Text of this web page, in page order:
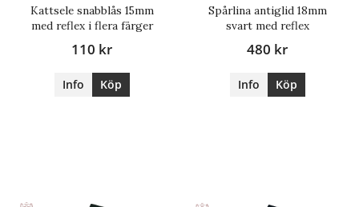
Kattsele snabblås 15mm
med reflex i flera färger
110 kr
Info Köp
Spårlina antiglid 18mm
svart med reflex
480 kr
Info Köp